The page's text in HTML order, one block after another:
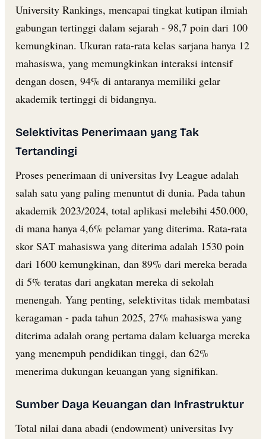
University Rankings, mencapai tingkat kutipan ilmiah
gabungan tertinggi dalam sejarah - 98,7 poin dari 100
kemungkinan. Ukuran rata-rata kelas sarjana hanya 12
mahasiswa, yang memungkinkan interaksi intensif
dengan dosen, 94% di antaranya memiliki gelar
akademik tertinggi di bidangnya.
Selektivitas Penerimaan yang Tak
Tertandingi
Proses penerimaan di universitas Ivy League adalah
salah satu yang paling menuntut di dunia. Pada tahun
akademik 2023/2024, total aplikasi melebihi 450.000,
di mana hanya 4,6% pelamar yang diterima. Rata-rata
skor SAT mahasiswa yang diterima adalah 1530 poin
dari 1600 kemungkinan, dan 89% dari mereka berada
di 5% teratas dari angkatan mereka di sekolah
menengah. Yang penting, selektivitas tidak membatasi
keragaman - pada tahun 2025, 27% mahasiswa yang
diterima adalah orang pertama dalam keluarga mereka
yang menempuh pendidikan tinggi, dan 62%
menerima dukungan keuangan yang signifikan.
Sumber Daya Keuangan dan Infrastruktur
Total nilai dana abadi (endowment) universitas Ivy